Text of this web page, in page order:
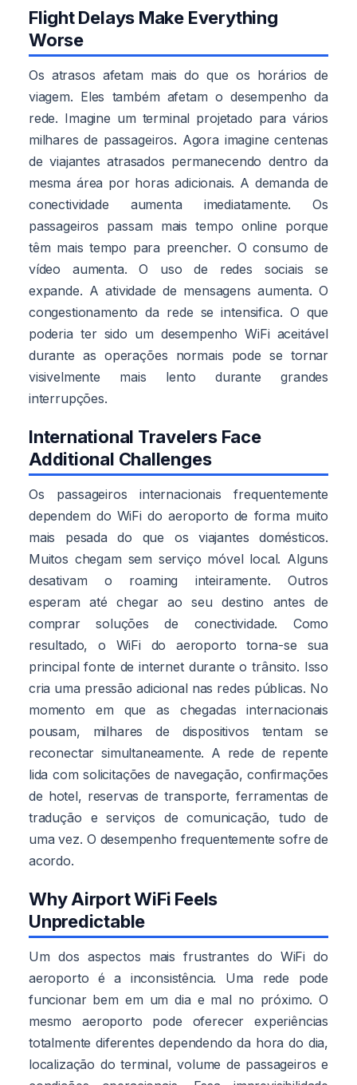
Flight Delays Make Everything
Worse
Os atrasos afetam mais do que os horários de
viagem. Eles também afetam o desempenho da
rede. Imagine um terminal projetado para vários
milhares de passageiros. Agora imagine centenas
de viajantes atrasados permanecendo dentro da
mesma área por horas adicionais. A demanda de
conectividade aumenta imediatamente. Os
passageiros passam mais tempo online porque
têm mais tempo para preencher. O consumo de
vídeo aumenta. O uso de redes sociais se
expande. A atividade de mensagens aumenta. O
congestionamento da rede se intensifica. O que
poderia ter sido um desempenho WiFi aceitável
durante as operações normais pode se tornar
visivelmente mais lento durante grandes
interrupções.
International Travelers Face
Additional Challenges
Os passageiros internacionais frequentemente
dependem do WiFi do aeroporto de forma muito
mais pesada do que os viajantes domésticos.
Muitos chegam sem serviço móvel local. Alguns
desativam o roaming inteiramente. Outros
esperam até chegar ao seu destino antes de
comprar soluções de conectividade. Como
resultado, o WiFi do aeroporto torna-se sua
principal fonte de internet durante o trânsito. Isso
cria uma pressão adicional nas redes públicas. No
momento em que as chegadas internacionais
pousam, milhares de dispositivos tentam se
reconectar simultaneamente. A rede de repente
lida com solicitações de navegação, confirmações
de hotel, reservas de transporte, ferramentas de
tradução e serviços de comunicação, tudo de
uma vez. O desempenho frequentemente sofre de
acordo.
Why Airport WiFi Feels
Unpredictable
Um dos aspectos mais frustrantes do WiFi do
aeroporto é a inconsistência. Uma rede pode
funcionar bem em um dia e mal no próximo. O
mesmo aeroporto pode oferecer experiências
totalmente diferentes dependendo da hora do dia,
localização do terminal, volume de passageiros e